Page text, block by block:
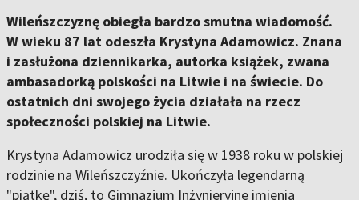
Wileńszczyznę obiegła bardzo smutna wiadomość.
W wieku 87 lat odeszła Krystyna Adamowicz. Znana
i zasłużona dziennikarka, autorka książek, zwana
ambasadorką polskości na Litwie i na świecie. Do
ostatnich dni swojego życia działała na rzecz
społeczności polskiej na Litwie.
Krystyna Adamowicz urodziła się w 1938 roku w polskiej
rodzinie na Wileńszczyźnie. Ukończyła legendarną
"piątkę", dziś, to Gimnazjum Inżynieryjne imienia